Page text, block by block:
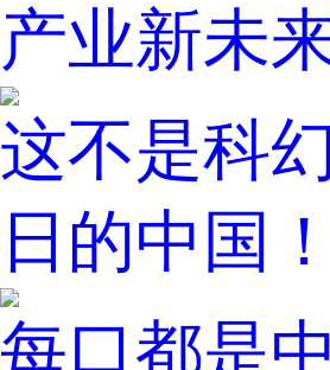
产业新未
这不是科
日的中国！
每口都是